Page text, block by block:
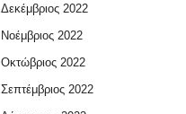
Δεκέμβριος 2022
Νοέμβριος 2022
Οκτώβριος 2022
Σεπτέμβριος 2022